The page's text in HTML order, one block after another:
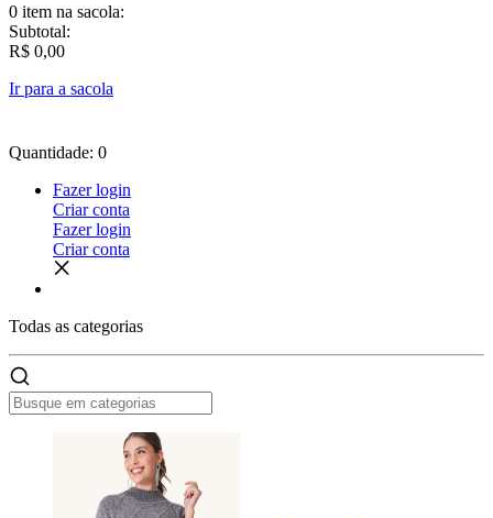
0 item na sacola:
Subtotal:
R$ 0,00
Ir para a sacola
Quantidade: 0
Fazer login
Criar conta
Fazer login
Criar conta
Todas as categorias